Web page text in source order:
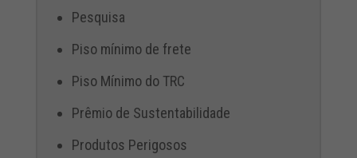
Pesquisa
Piso mínimo de frete
Piso Mínimo do TRC
Prêmio de Sustentabilidade
Produtos Perigosos